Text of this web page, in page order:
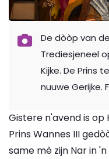
De dòòp van
Trediesjeneel
Kijke. De Prins
nuuwe Gerijke.
Gistere n'avend is op
Prins Wannes III
same mè zijn Nar in